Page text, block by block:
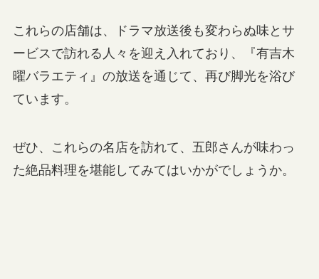
これらの店舗は、ドラマ放送後も変わらぬ味とサ
ービスで訪れる人々を迎え入れており、『有吉木
曜バラエティ』の放送を通じて、再び脚光を浴び
ています。
ぜひ、これらの名店を訪れて、五郎さんが味わっ
た絶品料理を堪能してみてはいかがでしょうか。